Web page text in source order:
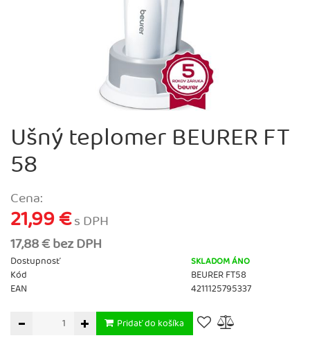
Ušný teplomer BEURER FT
58
Cena:
21,99 €s DPH
17,88 € bez DPH
Dostupnosť SKLADOM ÁNO
Kód
BEURER FT58
EAN
4211125795337
Pridať do košíka